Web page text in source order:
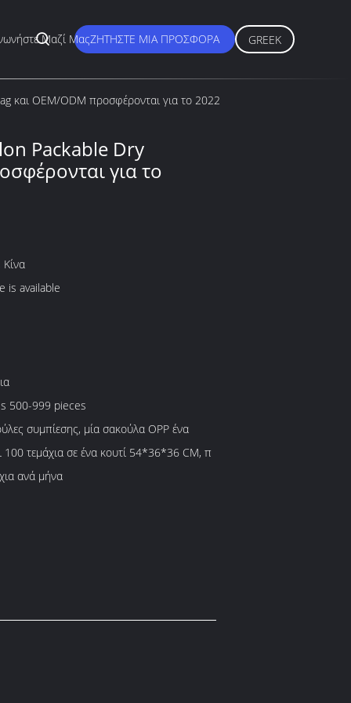
Μαζί ΜαςΖΗΤΉΣΤΕ ΜΙΑ ΠΡΟΣΦΟΡΆ GREEK
και OEM/ODM προσφέρονται για το 2022
Packable Dry
για το
Κίνα
is available
500-999 pieces
συμπίεσης, μία σακούλα OPP ένα
100 τεμάχια σε ένα κουτί 54*36*36 CM, π
ανά μήνα